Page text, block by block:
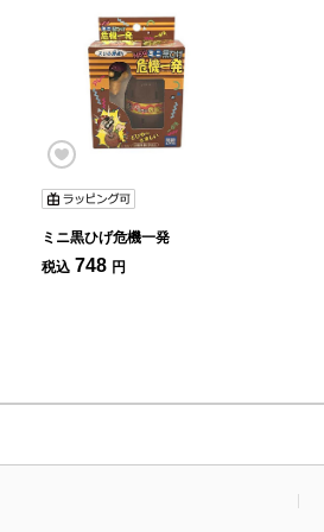
ミニ黒ひげ危機一発
税込 748 円